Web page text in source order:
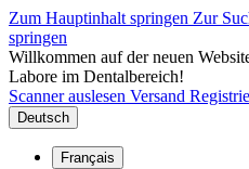
Zum Hauptinhalt springen Zur
springen
Willkommen auf der neuen
Labore im Dentalbereich!
Scanner auslesen Versand
Deutsch
Français